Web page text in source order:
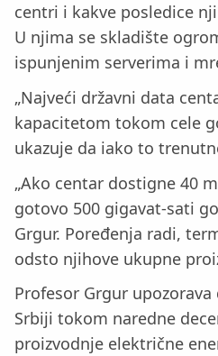
centri i kakve posledice
U njima se skladište
ispunjenim serverima i
„Najveći državni data
kapacitetom tokom cele
ukazuje da iako to
„Ako centar dostigne 40
gotovo 500 gigavat-sati
Grgur. Poređenja radi,
odsto njihove ukupne
Profesor Grgur
Srbiji tokom naredne
proizvodnje električne